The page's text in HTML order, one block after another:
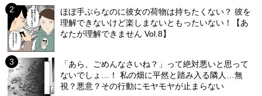
ほぼ手ぶらなのに彼女の荷物は持ちたくない？ 彼を
理解できないけど楽しまないともったいない！【あ
なたが理解できません Vol.8】
「あら、ごめんなさいね？」って絶対悪いと思って
ないでしょ…！ 私の畑に平然と踏み入る隣人…無
視？悪意？その行動にモヤモヤが止まらない